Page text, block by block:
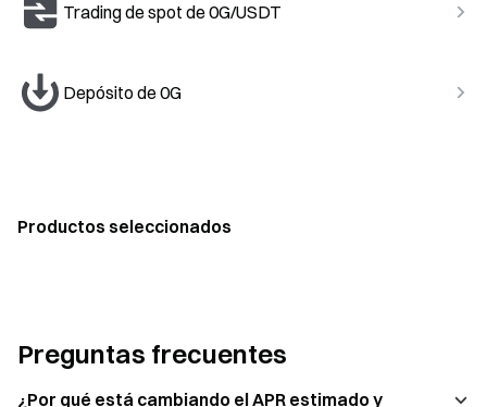
Trading de spot de 0G/USDT
Depósito de 0G
Productos seleccionados
Preguntas frecuentes
¿Por qué está cambiando el APR estimado y